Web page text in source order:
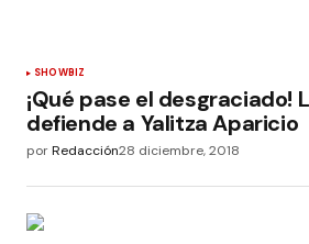
SHOWBIZ
¡Qué pase el desgraciado!
defiende a Yalitza Aparicio
porRedacción28 diciembre, 2018